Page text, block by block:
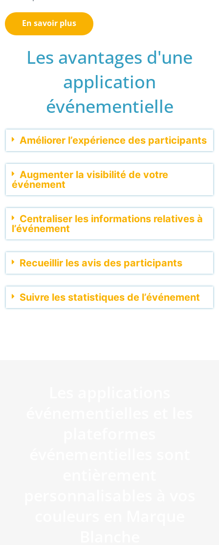
En savoir plus
Les avantages d'une
application
événementielle
Améliorer l’expérience des participants
Augmenter la visibilité de votre
événement
Centraliser les informations relatives à
l’événement
Recueillir les avis des participants
Suivre les statistiques de l’événement